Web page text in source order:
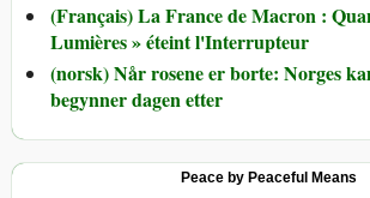
(Français) La France de Macron :
Lumières » éteint l'Interrupteur
(norsk) Når rosene er borte: Norges
begynner dagen etter
Peace by Peaceful Means